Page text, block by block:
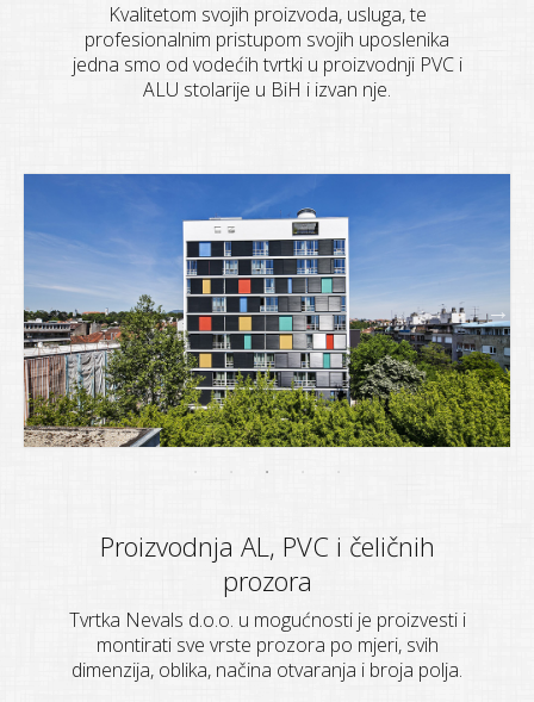
Kvalitetom svojih proizvoda, usluga, te
profesionalnim pristupom svojih uposlenika
jedna smo od vodećih tvrtki u proizvodnji PVC i
ALU stolarije u BiH i izvan nje.
Proizvodnja AL, PVC i čeličnih
prozora
Tvrtka Nevals d.o.o. u mogućnosti je proizvesti i
montirati sve vrste prozora po mjeri, svih
dimenzija, oblika, načina otvaranja i broja polja.